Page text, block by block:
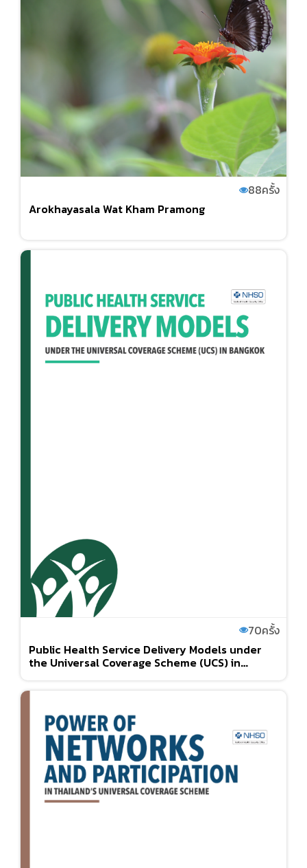
88ครั้ง
Arokhayasala Wat Kham Pramong
70ครั้ง
Public Health Service Delivery Models under
the Universal Coverage Scheme (UCS) in